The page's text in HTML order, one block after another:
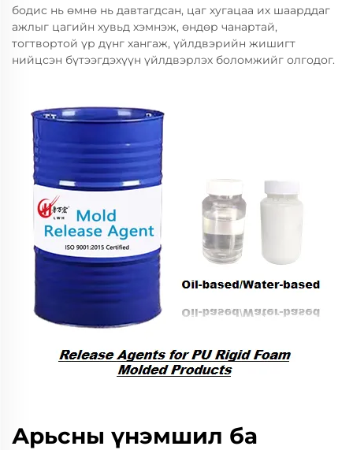
бодис нь өмнө нь давтагдсан, цаг хугацаа их шаарддаг
ажлыг цагийн хувьд хэмнэж, өндөр чанартай,
тогтвортой үр дүнг хангаж, үйлдвэрийн жишигт
нийцсэн бүтээгдэхүүн үйлдвэрлэх боломжийг олгодог.
Арьсны үнэмшил ба